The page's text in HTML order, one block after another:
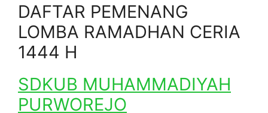
DAFTAR PEMENANG
LOMBA RAMADHAN CERIA
1444 H
SDKUB MUHAMMADIYAH
PURWOREJO